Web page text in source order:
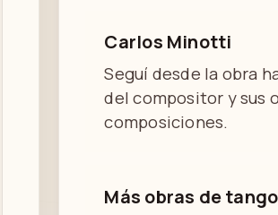
Carlos Minotti
Seguí desde la obra
del compositor y sus
composiciones.
Más obras de tango